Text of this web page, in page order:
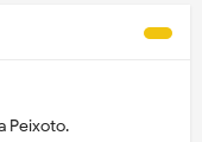
Peixoto.